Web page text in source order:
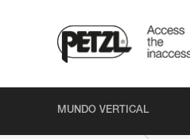
MUNDO VERTICAL